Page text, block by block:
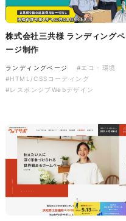
株式会社バスコフーズ様
パッケージ
#食品・飲食
#グラフィックデザイン
株式会社三共様 ランディングペ
ージ制作
ランディングページ
#エコ・環境
#HTML/CSSコーディング
#レスポンシブWebデザイン